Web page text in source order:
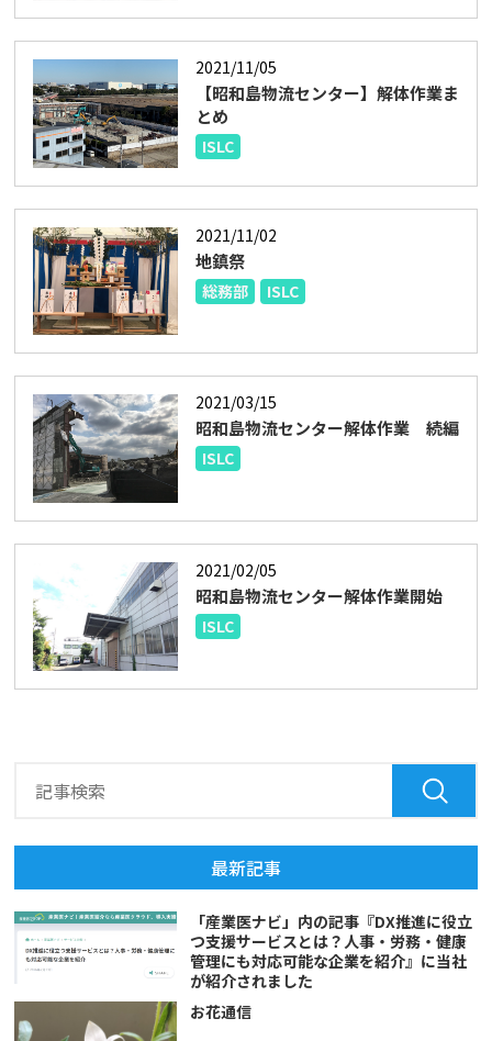
2021/11/05
【昭和島物流センター】解体作業ま
とめ
ISLC
2021/11/02
地鎮祭
総務部 ISLC
2021/03/15
昭和島物流センター解体作業 続編
ISLC
2021/02/05
昭和島物流センター解体作業開始
ISLC
最新記事
「産業医ナビ」内の記事『DX推進に役立
つ支援サービスとは？人事・労務・健康
管理にも対応可能な企業を紹介』に当社
が紹介されました
お花通信